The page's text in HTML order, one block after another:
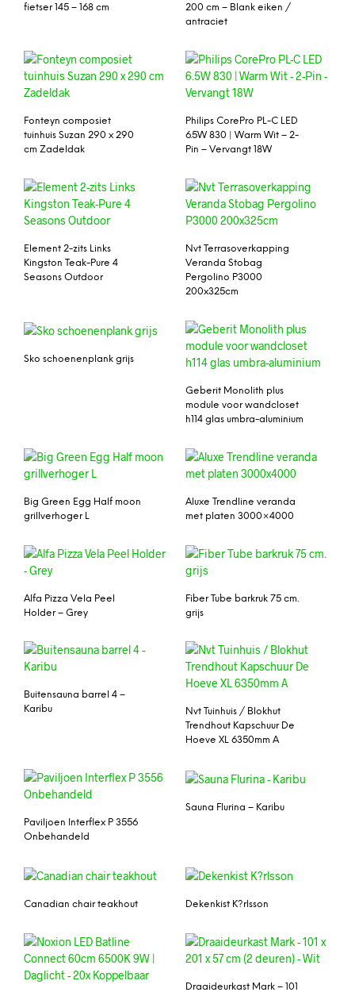
fietser 145 – 168 cm
200 cm – Blank eiken /
antraciet
Fonteyn composiet
tuinhuis Suzan 290 x 290
cm Zadeldak
Philips CorePro PL-C LED
6.5W 830 | Warm Wit – 2-
Pin – Vervangt 18W
Element 2-zits Links
Kingston Teak-Pure 4
Seasons Outdoor
Nvt Terrasoverkapping
Veranda Stobag
Pergolino P3000
200x325cm
Sko schoenenplank grijs
Geberit Monolith plus
module voor wandcloset
h114 glas umbra-aluminium
Big Green Egg Half moon
grillverhoger L
Aluxe Trendline veranda
met platen 3000×4000
Alfa Pizza Vela Peel
Holder – Grey
Fiber Tube barkruk 75 cm.
grijs
Buitensauna barrel 4 –
Karibu
Nvt Tuinhuis / Blokhut
Trendhout Kapschuur De
Hoeve XL 6350mm A
Paviljoen Interflex P 3556
Onbehandeld
Sauna Flurina – Karibu
Canadian chair teakhout Dekenkist K?rlsson
Draaideurkast Mark – 101